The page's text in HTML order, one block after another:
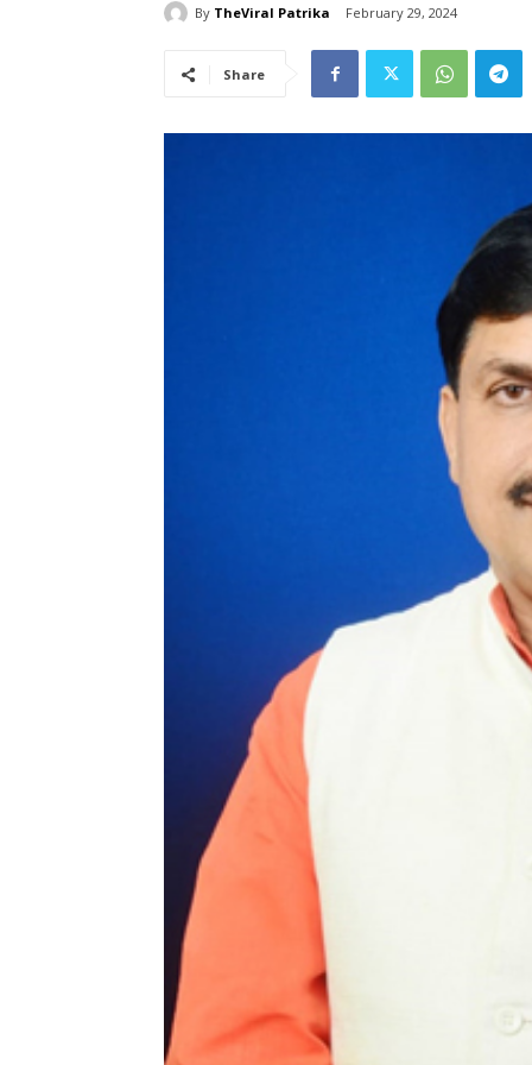
By TheViral Patrika February 29, 2024
Share